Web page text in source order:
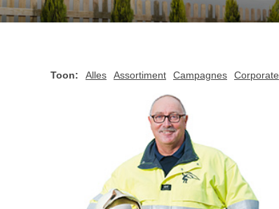
Toon: Alles Assortiment Campagnes Corporate